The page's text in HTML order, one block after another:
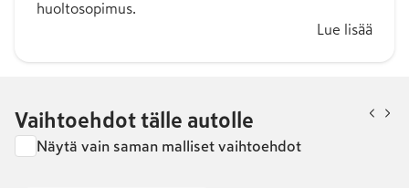
huoltosopimus.
Lue lisää
Vaihtoehdot tälle autolle
Näytä vain saman malliset vaihtoehdot